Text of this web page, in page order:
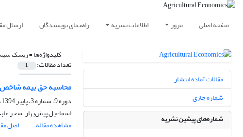
صفحه اصلی مرور اطلاعات نشریه راهنمای نویسندگان ارسال
کلیدواژه‌ها =ریسک
تعداد مقالات: 1
محاسبه حق بیمه
دوره 9، شماره 3، پاییز 1394، صفحه
اسماعیل پیش‌بهار، سحر
مشاهده مقاله
اصل
مقالات آماده انتشار
شماره جاری
شماره‌های پیشین نشریه